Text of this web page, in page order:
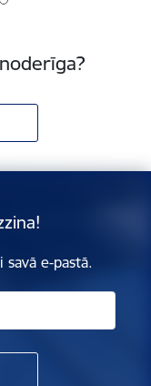
savā e-pastā.